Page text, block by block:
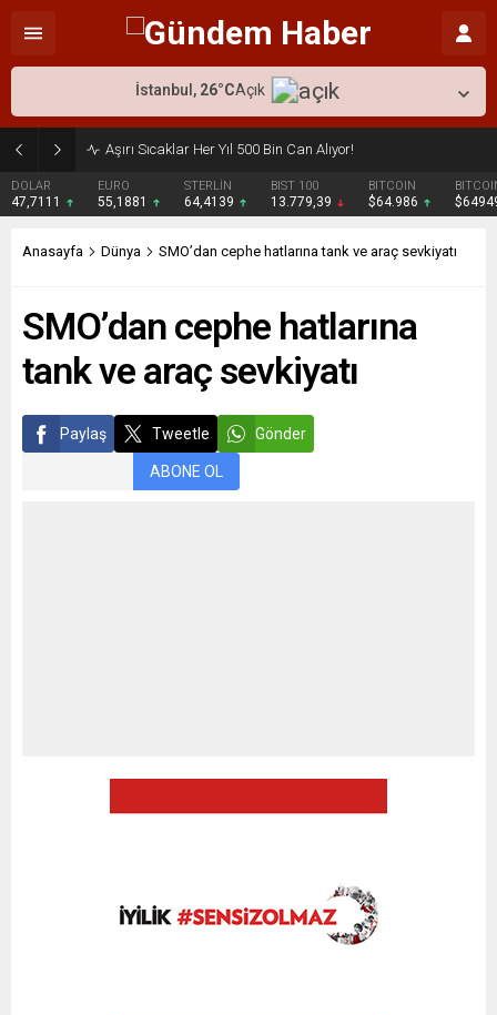
Aşırı Sıcaklar Her Yıl 500 Bin Can Alıyor!
DOLAR
47,7111
EURO
55,1881
STERLİN
64,4139
BIST 100
13.779,39
BITCOIN
$64.986
İstanbul, 26°CAçık
Anasayfa Dünya SMO’dan cephe hatlarına tank ve araç sevkiyatı
SMO’dan cephe hatlarına
tank ve araç sevkiyatı
Paylaş Tweetle Gönder
ABONE OL